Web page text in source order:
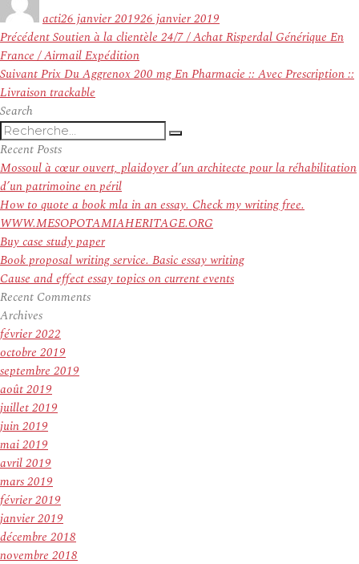
actile
26 janvier 201926 janvier 2019
Navigation
de
l’article
PrécédentArticle
précédent :
Soutien à la clientèle 24/7 / Achat Risperdal Générique En
France / Airmail Expédition
SuivantArticle
suivant :
Prix Du Aggrenox 200 mg En Pharmacie :: Avec Prescription ::
Livraison trackable
Search
Recherche
pour
:
Recherche
Recent Posts
Mossoul à cœur ouvert, plaidoyer d’un architecte pour la réhabilitation
d’un patrimoine en péril
How to quote a book mla in an essay. Check my writing free.
WWW.MESOPOTAMIAHERITAGE.ORG
Buy case study paper
Book proposal writing service. Basic essay writing
Cause and effect essay topics on current events
Recent Comments
Archives
février 2022
octobre 2019
septembre 2019
août 2019
juillet 2019
juin 2019
mai 2019
avril 2019
mars 2019
février 2019
janvier 2019
décembre 2018
novembre 2018